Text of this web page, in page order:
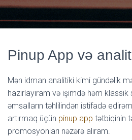
Pinup App və
Mən idman analitiki kimi gündəlik
hazırlayıram və işimdə həm
əmsalların təhlilindən istifadə
artırmaq üçün pinup app tətbiqinin
promosyonları nəzərə alıram.